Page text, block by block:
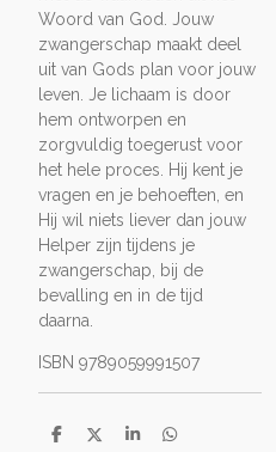
Woord van God. Jouw
zwangerschap maakt deel
uit van Gods plan voor jouw
leven. Je lichaam is door
hem ontworpen en
zorgvuldig toegerust voor
het hele proces. Hij kent je
vragen en je behoeften, en
Hij wil niets liever dan jouw
Helper zijn tijdens je
zwangerschap, bij de
bevalling en in de tijd
daarna.
ISBN 9789059991507
D
D
S
D